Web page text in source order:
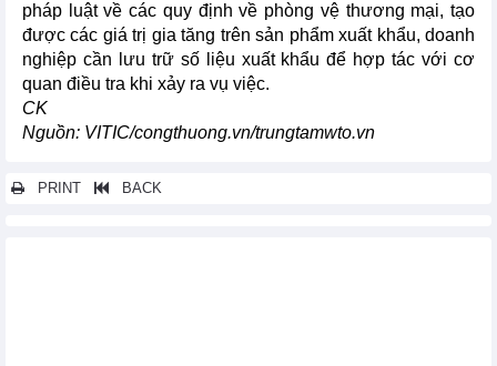
pháp luật về các quy định về phòng vệ thương mại, tạo
được các giá trị gia tăng trên sản phẩm xuất khẩu, doanh
nghiệp cần lưu trữ số liệu xuất khẩu để hợp tác với cơ
quan điều tra khi xảy ra vụ việc.
CK
Nguồn: VITIC/congthuong.vn/trungtamwto.vn
PRINT BACK